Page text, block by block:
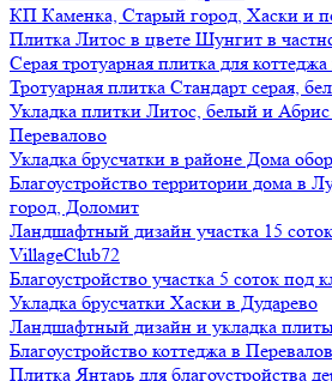
КП Каменка, Старый город, Хаски и
Плитка Литос в цвете Шунгит в
Серая тротуарная плитка для
Тротуарная плитка Стандарт серая,
Укладка плитки Литос, белый и Абрис
Перевалово
Укладка брусчатки в районе Дома
Благоустройство территории дома в
город, Доломит
Ландшафтный дизайн участка 15
VillageClub72
Благоустройство участка 5 соток
Укладка брусчатки Хаски в Дударево
Ландшафтный дизайн и укладка
Благоустройство коттеджа в
Плитка Янтарь для благоустройства